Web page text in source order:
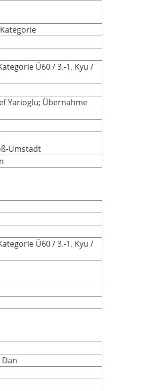
Ü60 / 3.-1. Kyu /
Yarioglu; Übernahme
Umstadt
Ü60 / 3.-1. Kyu /